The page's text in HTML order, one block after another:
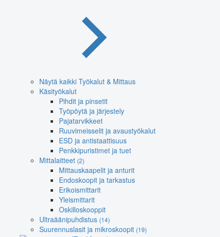
Näytä kaikki Työkalut & Mittaus
Käsityökalut
Pihdit ja pinsetit
Työpöytä ja järjestely
Pajatarvikkeet
Ruuvimeisselit ja avaustyökalut
ESD ja antistaattisuus
Penkkipuristimet ja tuet
Mittalaitteet (2)
Mittauskaapelit ja anturit
Endoskoopit ja tarkastus
Erikoismittarit
Yleismittarit
Oskilloskooppit
Ultraäänipuhdistus (14)
Suurennuslasit ja mikroskoopit (19)